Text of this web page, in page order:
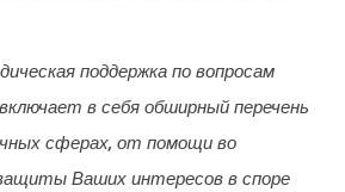
поддержка по вопросам
в себя обширный перечень
сферах, от помощи во
Ваших интересов в споре